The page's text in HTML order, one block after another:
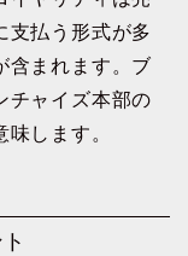
支払う形式が多
含まれます。ブ
チャイズ本部の
します。